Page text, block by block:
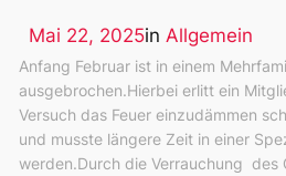
Mai 22, 2025in Allgemein
Anfang Februar ist in einem
ausgebrochen.Hierbei erlitt ein
Versuch das Feuer einzudämmen
und musste längere Zeit in einer
werden.Durch die Verrauchung des